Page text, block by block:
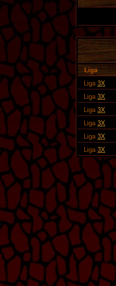
Liga
Liga 3X
Liga 3X
Liga 3X
Liga 3X
Liga 3X
Liga 3X